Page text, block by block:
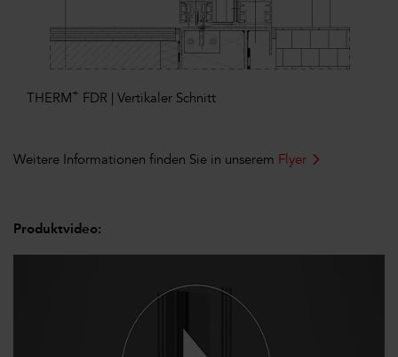
THERM+ FDR | Vertikaler Schnitt
Weitere Informationen finden Sie in unserem Flyer
Produktvideo: